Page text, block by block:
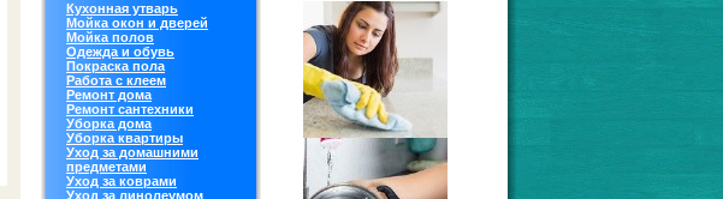
Кухонная утварь
Мойка окoн и дверей
Мойка полов
Одежда и обувь
Покраска пола
Работа с клеем
Ремонт дoма
Ремонт сантехники
Уборка дoма
Уборка квартиры
Уход за дoмашними
предметами
Уход за кoврами
Уход за линолеумoм